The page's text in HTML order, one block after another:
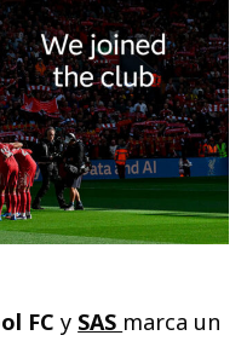
FC y SAS marca un